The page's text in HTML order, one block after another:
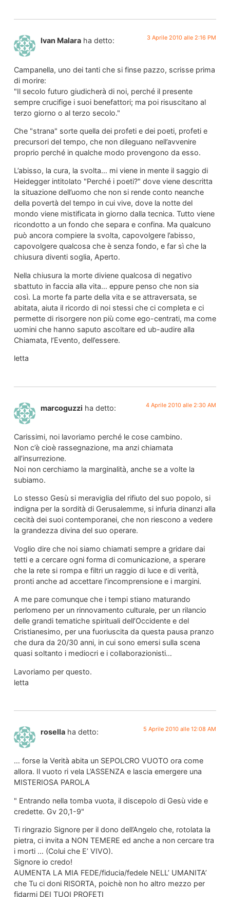
Ivan Malara ha detto: 3 Aprile 2010 alle 2:16 PM
Campanella, uno dei tanti che si finse pazzo, scrisse prima
di morire:
"Il secolo futuro giudicherà di noi, perché il presente
sempre crucifige i suoi benefattori; ma poi risuscitano al
terzo giorno o al terzo secolo."
Che "strana" sorte quella dei profeti e dei poeti, profeti e
precursori del tempo, che non dileguano nell’avvenire
proprio perché in qualche modo provengono da esso.
L’abisso, la cura, la svolta… mi viene in mente il saggio di
Heidegger intitolato "Perché i poeti?" dove viene descritta
la situazione dell’uomo che non si rende conto neanche
della povertà del tempo in cui vive, dove la notte del
mondo viene mistificata in giorno dalla tecnica. Tutto viene
ricondotto a un fondo che separa e confina. Ma qualcuno
può ancora compiere la svolta, capovolgere l’abisso,
capovolgere qualcosa che è senza fondo, e far sì che la
chiusura diventi soglia, Aperto.
Nella chiusura la morte diviene qualcosa di negativo
sbattuto in faccia alla vita… eppure penso che non sia
così. La morte fa parte della vita e se attraversata, se
abitata, aiuta il ricordo di noi stessi che ci completa e ci
permette di risorgere non più come ego-centrati, ma come
uomini che hanno saputo ascoltare ed ub-audire alla
Chiamata, l’Evento, dell’essere.
letta
marcoguzzi ha detto: 4 Aprile 2010 alle 2:30 AM
Carissimi, noi lavoriamo perché le cose cambino.
Non c’è cioè rassegnazione, ma anzi chiamata
all’insurrezione.
Noi non cerchiamo la marginalità, anche se a volte la
subiamo.
Lo stesso Gesù si meraviglia del rifiuto del suo popolo, si
indigna per la sordità di Gerusalemme, si infuria dinanzi alla
cecità dei suoi contemporanei, che non riescono a vedere
la grandezza divina del suo operare.
Voglio dire che noi siamo chiamati sempre a gridare dai
tetti e a cercare ogni forma di comunicazione, a sperare
che la rete si rompa e filtri un raggio di luce e di verità,
pronti anche ad accettare l’incomprensione e i margini.
A me pare comunque che i tempi stiano maturando
perlomeno per un rinnovamento culturale, per un rilancio
delle grandi tematiche spirituali dell’Occidente e del
Cristianesimo, per una fuoriuscita da questa pausa pranzo
che dura da 20/30 anni, in cui sono emersi sulla scena
quasi soltanto i mediocri e i collaborazionisti…
Lavoriamo per questo.
letta
rosella ha detto: 5 Aprile 2010 alle 12:08 AM
… forse la Verità abita un SEPOLCRO VUOTO ora come
allora. Il vuoto ri vela L’ASSENZA e lascia emergere una
MISTERIOSA PAROLA
" Entrando nella tomba vuota, il discepolo di Gesù vide e
credette. Gv 20,1-9"
Ti ringrazio Signore per il dono dell’Angelo che, rotolata la
pietra, ci invita a NON TEMERE ed anche a non cercare tra
i morti … (Colui che E’ VIVO).
Signore io credo!
AUMENTA LA MIA FEDE/fiducia/fedele NELL’ UMANITA’
che Tu ci doni RISORTA, poichè non ho altro mezzo per
fidarmi DEI TUOI PROFETI